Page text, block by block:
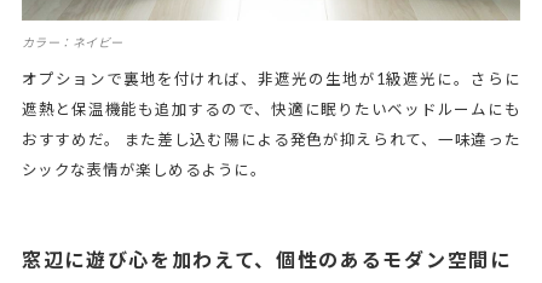
カラー：ネイビー
オプションで裏地を付ければ、非遮光の生地が1級遮光に。さらに
遮熱と保温機能も追加するので、快適に眠りたいベッドルームにも
おすすめだ。 また差し込む陽による発色が抑えられて、一味違った
シックな表情が楽しめるように。
窓辺に遊び心を加わえて、個性のあるモダン空間に